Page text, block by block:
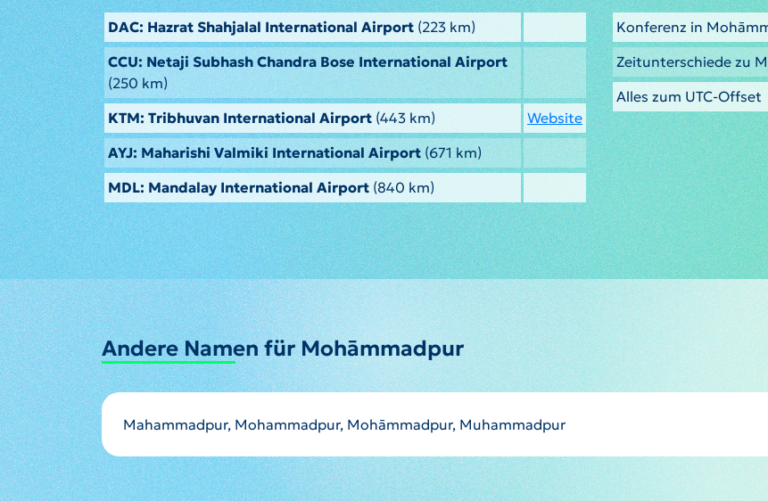
DAC: Hazrat Shahjalal International Airport (223 km)
CCU: Netaji Subhash Chandra Bose International Airport
(250 km)
KTM: Tribhuvan International Airport (443 km)
Website
AYJ: Maharishi Valmiki International Airport(671 km)
MDL: Mandalay International Airport (840 km)
Konferenz in
Zeitunterschiede zu
Alles zum UTC-Offset
Andere Namen für Mohāmmadpur
Mahammadpur, Mohammadpur, Mohāmmadpur, Muhammadpur